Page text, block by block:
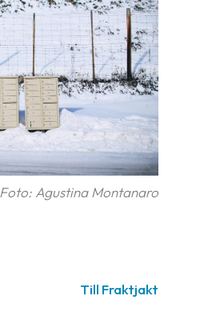
Foto: Agustina Montanaro
Till Fraktjakt